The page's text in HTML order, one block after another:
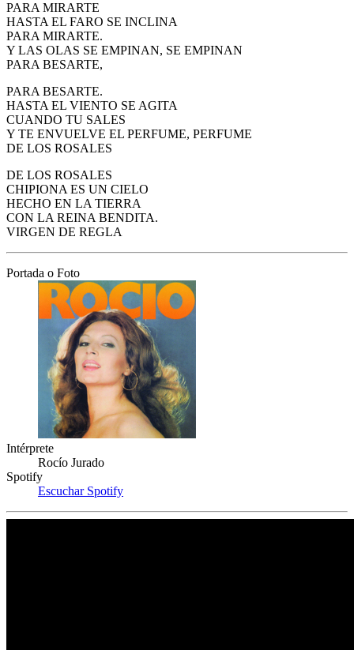
PARA MIRARTE
HASTA EL FARO SE INCLINA
PARA MIRARTE.
Y LAS OLAS SE EMPINAN, SE EMPINAN
PARA BESARTE,
PARA BESARTE.
HASTA EL VIENTO SE AGITA
CUANDO TU SALES
Y TE ENVUELVE EL PERFUME, PERFUME
DE LOS ROSALES
DE LOS ROSALES
CHIPIONA ES UN CIELO
HECHO EN LA TIERRA
CON LA REINA BENDITA.
VIRGEN DE REGLA
Portada o Foto
Intérprete
Rocío Jurado
Spotify
Escuchar Spotify